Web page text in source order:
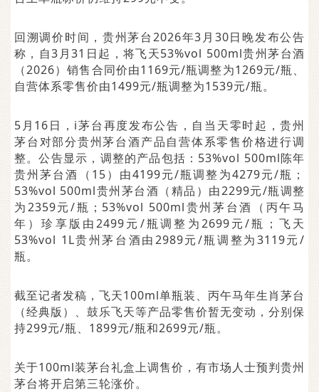
回溯调价时间，贵州茅台2026年3月30日晚发布公告
称，自3月31日起，将飞天53%vol 500ml贵州茅台酒
（2026）销售合同价由1169元/瓶调整为1269元/瓶、
自营体系零售价由1499元/瓶调整为1539元/瓶。
5月16日，i茅台再度发布公告，自当天零时起，贵州
茅台对部分贵州茅台酒产品自营体系零售价格进行调
整。公告显示，调整的产品包括：53%vol 500ml陈年
贵州茅台酒（15）由4199元/瓶调整为4279元/瓶；
53%vol 500ml贵州茅台酒（精品）由2299元/瓶调整
为2359元/瓶；53%vol 500ml贵州茅台酒（丙午马
年）珍享版由2499元/瓶调整为2699元/瓶；飞天
53%vol 1L贵州茅台酒由2989元/瓶调整为3119元/
瓶。
截至记者发稿，飞天100ml单瓶装、丙午马年生肖茅台
（经典版）、鼓乐飞天等产品零售价暂无变动，分别保
持299元/瓶、1899元/瓶和2699元/瓶。
关于100ml装茅台礼盒上调售价，有市场人士预判贵州
茅台将开启第三轮涨价。